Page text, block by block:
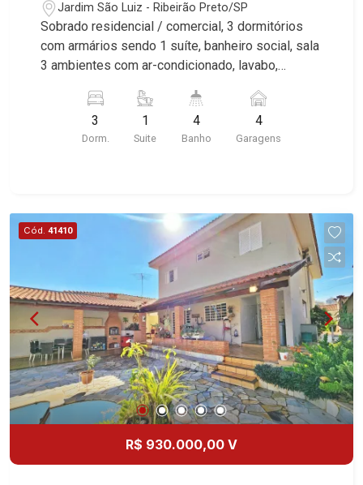
Jardim São Luiz - Ribeirão Preto/SP
Sobrado residencial / comercial, 3 dormitórios
com armários sendo 1 suíte, banheiro social, sala
3 ambientes com ar-condicionado, lavabo,
serviço, lazer com churrasqueira e piscina, sauna,
vestiário, quintal, corredor lateral, jardim, alarme, 4
vagas sendo 2 cobertas, excelente localização,
João Fiúsa, 1051 - Alto da Boa Vista | Ribeirão
Preto.
3
Dorm.
1
Suite
4
Banho
4
Garagens
Cód. 41410
R$ 930.000,00 V